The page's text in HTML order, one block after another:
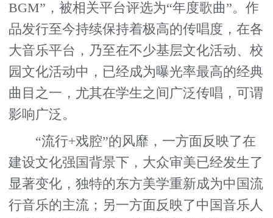
BGM”，被相关平台评选为“年度歌曲”。作
品发行至今持续保持着极高的传唱度，在各
大音乐平台，乃至在不少基层文化活动、校
园文化活动中，已经成为曝光率最高的经典
曲目之一，尤其在学生之间广泛传唱，可谓
影响广泛。
“流行+戏腔”的风靡，一方面反映了在
建设文化强国背景下，大众审美已经发生了
显著变化，独特的东方美学重新成为中国流
行音乐的主流；另一方面反映了中国音乐人